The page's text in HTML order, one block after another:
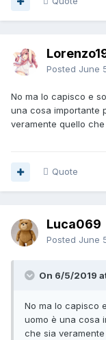
Posted June
No ma lo capisco e
una cosa importante
veramente quello
Quote
Luca069
Posted June
On 6/5/2019
No ma lo capisco
uomo è una cosa
che sia